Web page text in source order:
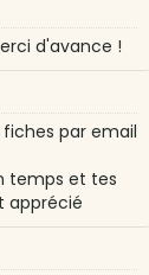
d'avance !
par email
temps et tes
apprécié